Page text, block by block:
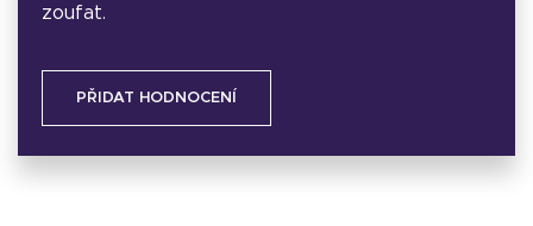
zoufat.
PŘIDAT HODNOCENÍ